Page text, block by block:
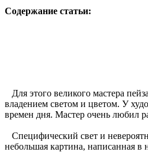
Содержание статьи:
Для этого великого мастера
владением светом и цветом. У
времен дня. Мастер очень любил
Специфический свет и
небольшая картина, написанная